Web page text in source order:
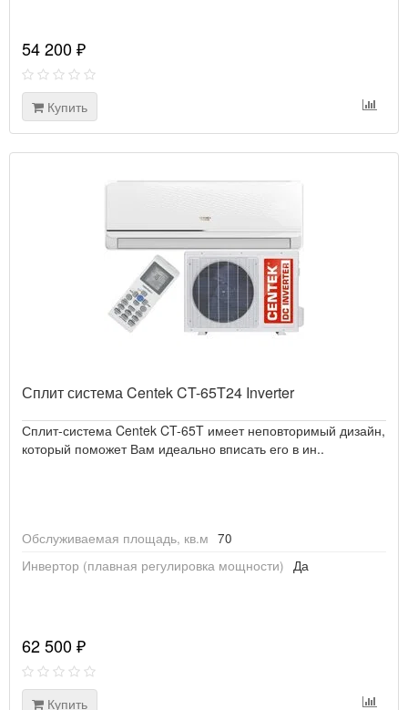
54 200 ₽
Купить
Сплит система Centek CT-65T24 Inverter
Сплит-система Centek CT-65T имеет неповторимый дизайн,
который поможет Вам идеально вписать его в ин..
Обслуживаемая площадь, кв.м 70
Инвертор (плавная регулировка мощности) Да
62 500 ₽
Купить